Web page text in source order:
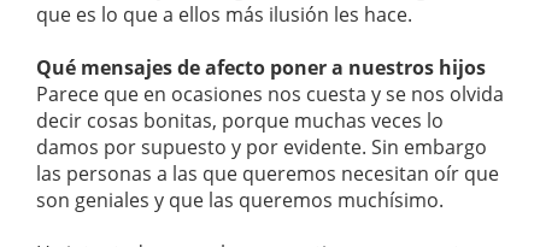
que es lo que a ellos más ilusión les hace.
Qué mensajes de afecto poner a nuestros hijos
Parece que en ocasiones nos cuesta y se nos olvida
decir cosas bonitas, porque muchas veces lo
damos por supuesto y por evidente. Sin embargo
las personas a las que queremos necesitan oír que
son geniales y que las queremos muchísimo.